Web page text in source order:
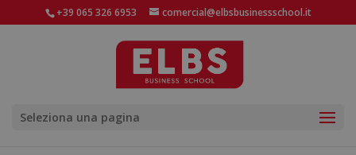
+39 065 326 6953 comercial@elbsbusinessschool.it
Seleziona una pagina